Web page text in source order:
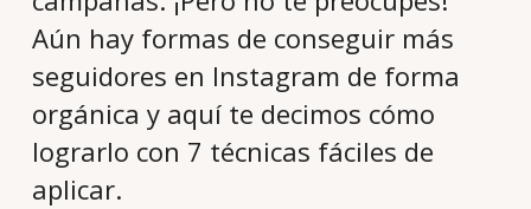
Aún hay formas de conseguir más
seguidores en Instagram de forma
orgánica y aquí te decimos cómo
lograrlo con 7 técnicas fáciles de
aplicar.